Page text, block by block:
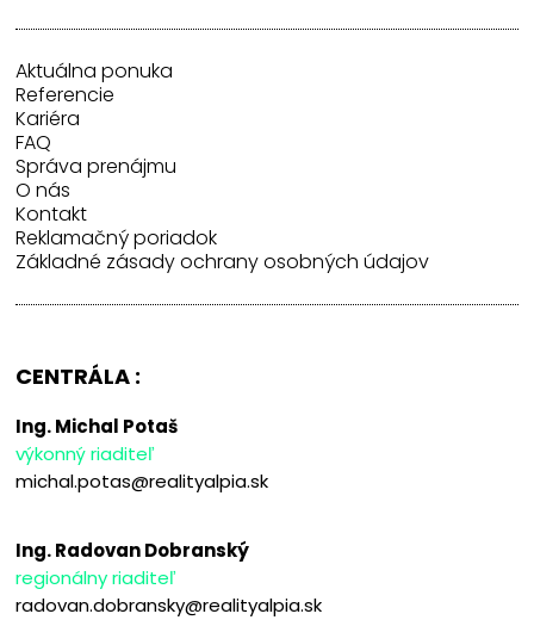
Aktuálna ponuka
Referencie
Kariéra
FAQ
Správa prenájmu
O nás
Kontakt
Reklamačný poriadok
Základné zásady ochrany osobných údajov
CENTRÁLA :
Ing. Michal Potaš
výkonný riaditeľ
michal.potas@realityalpia.sk
Ing. Radovan Dobranský
regionálny riaditeľ
radovan.dobransky@realityalpia.sk